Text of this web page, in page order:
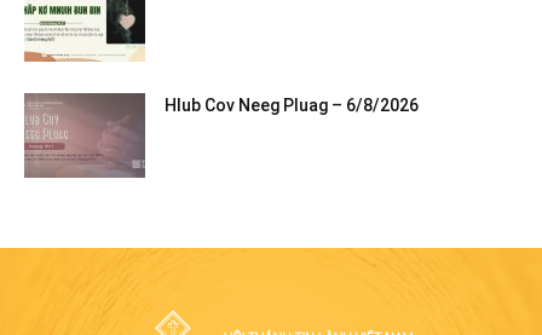
Hlub Cov Neeg Pluag – 6/8/2026